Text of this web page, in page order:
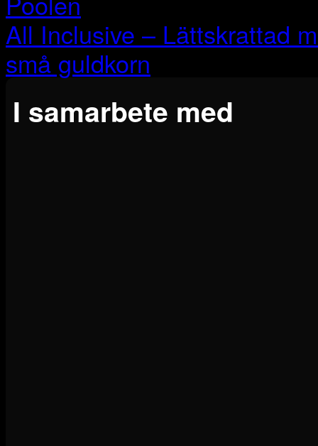
All Inclusive – Lättskrattad
små guldkorn
I samarbete med